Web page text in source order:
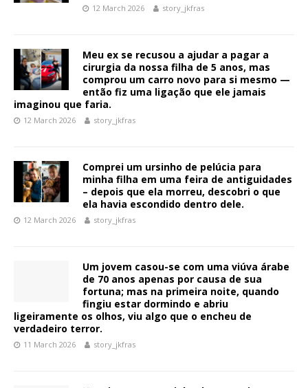
12 March 2026 story_jkfras
Meu ex se recusou a ajudar a pagar a
cirurgia da nossa filha de 5 anos, mas
comprou um carro novo para si mesmo —
então fiz uma ligação que ele jamais
imaginou que faria.
12 March 2026 story_jkfras
Comprei um ursinho de pelúcia para
minha filha em uma feira de antiguidades
– depois que ela morreu, descobri o que
ela havia escondido dentro dele.
12 March 2026 story_jkfras
Um jovem casou-se com uma viúva árabe
de 70 anos apenas por causa de sua
fortuna; mas na primeira noite, quando
fingiu estar dormindo e abriu
ligeiramente os olhos, viu algo que o encheu de
verdadeiro terror.
11 March 2026 story_jkfras